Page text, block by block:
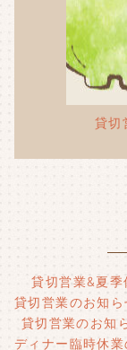
貸切
貸切営業&夏
貸切営業のお知